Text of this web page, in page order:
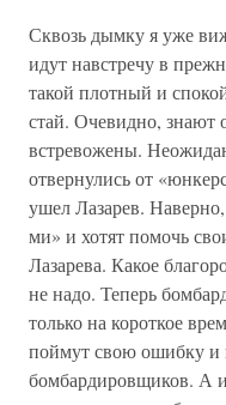
Сквозь дымку я уже
идут на­встречу в
такой плотный и
стай. Очевидно, знают
встревожены.
отвернулись от
ушел Лазарев.
ми» и хотят помочь
Лазарева. Какое
не надо. Теперь
только на короткое
поймут свою ошибку и
бомбардировщиков. А